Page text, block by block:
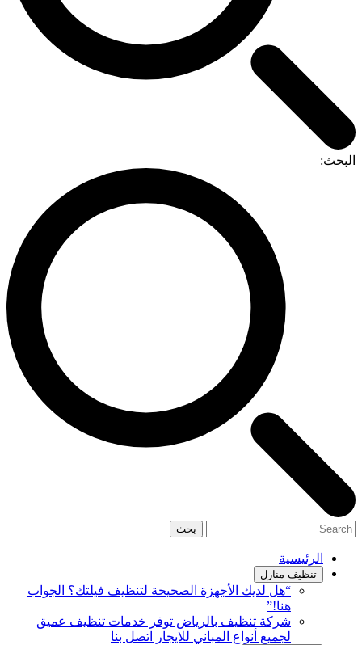
البحث:
بحث
الرئيسية
تنظيف منازل
“هل لديك الأجهزة الصحيحة لتنظيف فيلتك؟ الجواب
هنا!”
شركة تنظيف بالرياض توفر خدمات تنظيف عميق
لجميع أنواع المباني للايجار اتصل بنا